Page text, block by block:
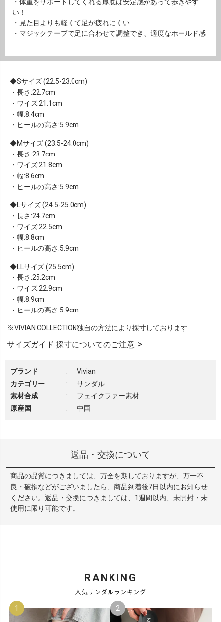
・体重をサポートしてくれる厚底は安定感があって歩きやす
い！
・見た目よりも軽くて足が疲れにくい
・マジックテープで足に合わせて調整でき、適度なホールド感
Sサイズ (22.5-23.0cm)
・長さ:22.7cm
・ワイズ:21.1cm
・幅:8.4cm
・ヒールの高さ:5.9cm
Mサイズ (23.5-24.0cm)
・長さ:23.7cm
・ワイズ:21.8cm
・幅:8.6cm
・ヒールの高さ:5.9cm
Lサイズ (24.5-25.0cm)
・長さ:24.7cm
・ワイズ:22.5cm
・幅:8.8cm
・ヒールの高さ:5.9cm
LLサイズ (25.5cm)
・長さ:25.2cm
・ワイズ:22.9cm
・幅:8.9cm
・ヒールの高さ:5.9cm
※VIVIAN COLLECTION独自の方法により採寸しております
サイズガイド:採寸についてのご注意
ブランド :
Vivian
カテゴリー
:
サンダル
素材合成
:
フェイクファー素材
原産国
: 中国
返品・交換について
商品の品質につきましては、万全を期しておりますが、万一不
良・破損などがございましたら、商品到着後7日以内にお知らせ
ください。返品・交換につきましては、1週間以内、未開封・未
使用に限り可能です。
RANKING
人気サンダルランキング